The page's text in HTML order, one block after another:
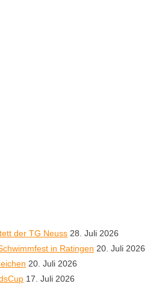
der TG Neuss 28. Juli 2026
in Ratingen 20. Juli 2026
20. Juli 2026
17. Juli 2026